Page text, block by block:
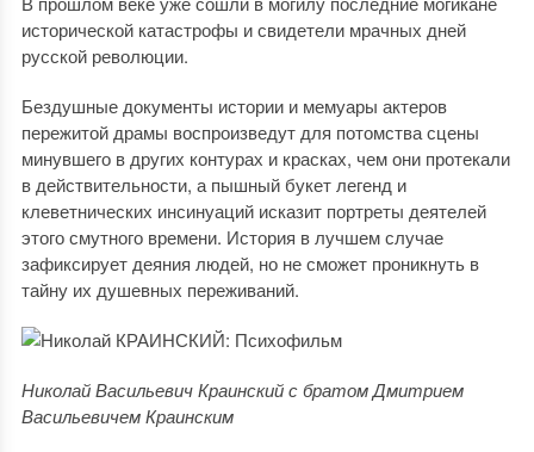
исторической катастрофы и свидетели мрачных дней
русской революции.
Бездушные документы истории и мемуары актеров
пережитой драмы воспроизведут для потомства сцены
минувшего в других контурах и красках, чем они протекали
в действительности, а пышный букет легенд и
клеветнических инсинуаций исказит портреты деятелей
этого смутного времени. История в лучшем случае
зафиксирует деяния людей, но не сможет проникнуть в
тайну их душевных переживаний.
Николай Васильевич Краинский с братом Дмитрием
Васильевичем Краинским